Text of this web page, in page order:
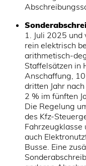
1. Juli 2025
rein elektrisch
arithmetisch-
Staffelsätzen in
Anschaffung,
dritten Jahr
2 % im fünften
Die Regelung
des Kfz-
Fahrzeugklasse
auch
Busse. Eine